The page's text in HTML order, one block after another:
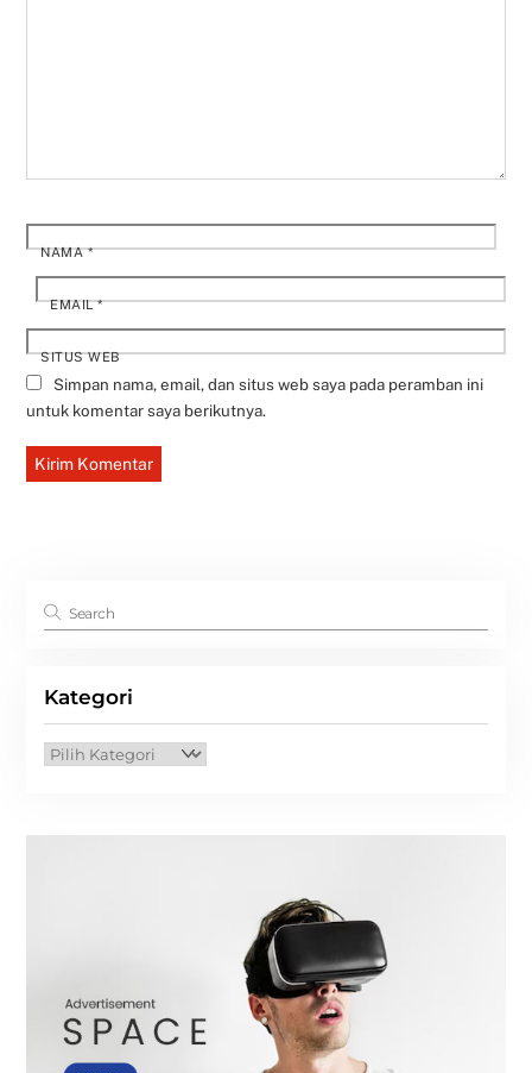
NAMA*
EMAIL*
SITUS WEB
Simpan nama, email, dan situs web saya pada peramban ini
untuk komentar saya berikutnya.
Kategori
Kategori